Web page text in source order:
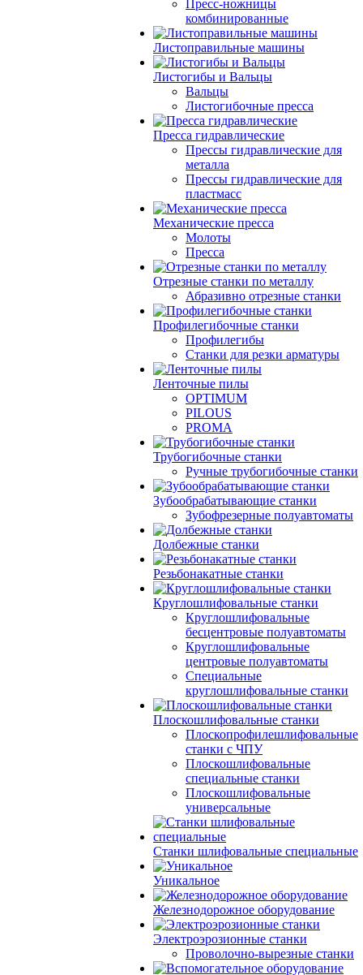
Пресс-ножницы
комбинированные
Листоправильные машины
Листогибы и Вальцы
Вальцы
Листогибочные пресса
Пресса гидравлические
Прессы гидравлические для
металла
Прессы гидравлические для
пластмасс
Механические пресса
Молоты
Пресса
Отрезные станки по металлу
Абразивно отрезные станки
Профилегибочные станки
Профилегибы
Станки для резки арматуры
Ленточные пилы
OPTIMUM
PILOUS
PROMA
Трубогибочные станки
Ручные трубогибочные станки
Зубообрабатывающие станки
Зубофрезерные полуавтоматы
Долбежные станки
Резьбонакатные станки
Круглошлифовальные станки
Круглошлифовальные
бесцентровые полуавтоматы
Круглошлифовальные
центровые полуавтоматы
Специальные
круглошлифовальные станки
Плоскошлифовальные станки
Плоскопрофилешлифовальные
станки с ЧПУ
Плоскошлифовальные
специальные станки
Плоскошлифовальные
универсальные
Станки шлифовальные специальные
Уникальное
Железнодорожное оборудование
Электроэрозионные станки
Проволочно-вырезные станки